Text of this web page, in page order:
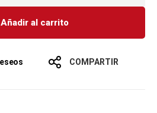
Añadir al carrito
COMPARTIR